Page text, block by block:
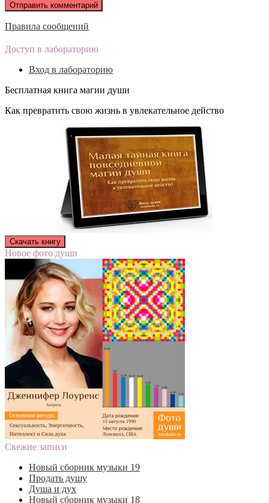
Правила сообщений
Доступ в лабораторию
Вход в лабораторию
Бесплатная книга магии души
Как превратить свою жизнь в увлекательное действо
Новое фото души
Свежие записи
Новый сборник музыки 19
Продать душу
Душа и дух
Новый сборник музыки 18